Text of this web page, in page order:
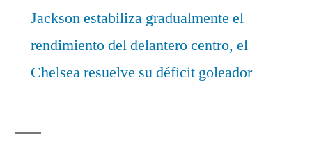
Jackson estabiliza gradualmente el
rendimiento del delantero centro, el
Chelsea resuelve su déficit goleador